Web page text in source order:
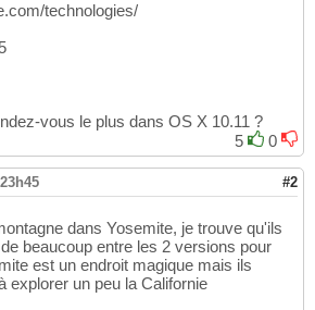
technologies/
vous le plus dans OS X 10.11 ?
5
0
#2
dans Yosemite, je trouve qu'ils
beaucoup entre les 2 versions pour
est un endroit magique mais ils
explorer un peu la Californie